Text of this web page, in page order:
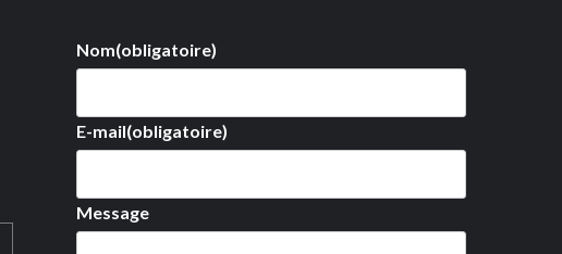
Nom(obligatoire)
E-mail(obligatoire)
Message